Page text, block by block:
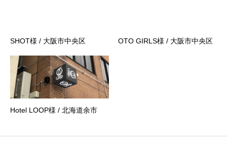
SHOT様 / 大阪市中央区 OTO GIRLS様 / 大阪市中央区
Hotel LOOP様 / 北海道余市